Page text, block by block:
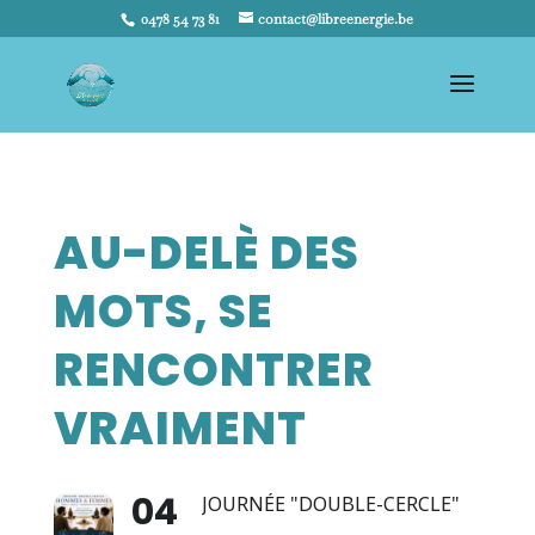
0478 54 73 81 contact@libreenergie.be
AU-DELÈ DES
MOTS, SE
RENCONTRER
VRAIMENT
04 JOURNÉE "DOUBLE-CERCLE"